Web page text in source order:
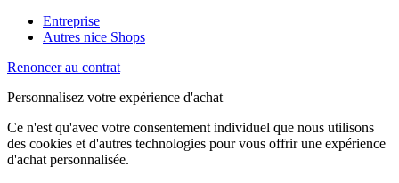
Entreprise
Autres nice Shops
Renoncer au contrat
Personnalisez votre expérience d'achat
Ce n'est qu'avec votre consentement individuel que nous utilisons
des cookies et d'autres technologies pour vous offrir une expérience
d'achat personnalisée.